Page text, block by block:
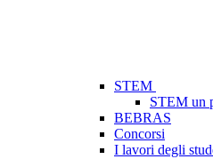
STEM
STEM un
BEBRAS
Concorsi
I lavori degli